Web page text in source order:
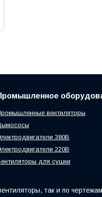
вентиляторы
380В
220В
для сушки
так и по